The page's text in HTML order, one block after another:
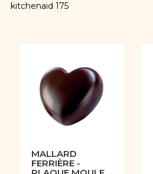
kitchenaid 175
MALLARD
FERRIÈRE -